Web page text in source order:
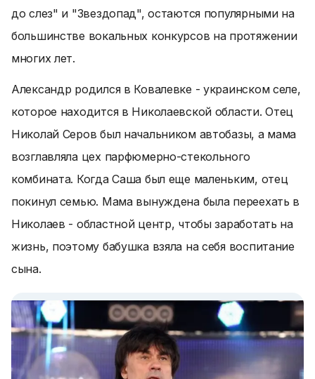
до слез" и "Звездопад", остаются популярными на
большинстве вокальных конкурсов на протяжении
многих лет.
Александр родился в Ковалевке - украинском селе,
которое находится в Николаевской области. Отец
Николай Серов был начальником автобазы, а мама
возглавляла цех парфюмерно-стекольного
комбината. Когда Саша был еще маленьким, отец
покинул семью. Мама вынуждена была переехать в
Николаев - областной центр, чтобы заработать на
жизнь, поэтому бабушка взяла на себя воспитание
сына.